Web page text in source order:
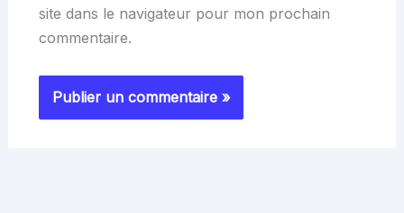
site dans le navigateur pour mon prochain
commentaire.